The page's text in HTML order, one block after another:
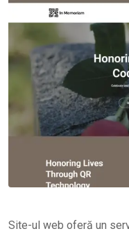
Site-ul web oferă un